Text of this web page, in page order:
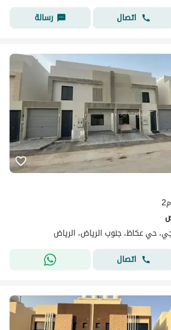
اتصال رسالة
حي عكاظ، جنوب الرياض، الرياض
اتصال